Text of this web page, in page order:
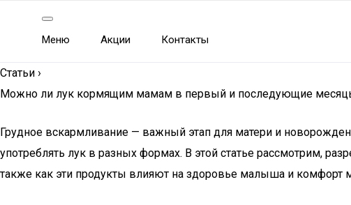
Меню Акции Контакты
Статьи ›
Можно ли лук кормящим мамам в первый и последующие
Грудное вскармливание — важный этап для матери и
употреблять лук в разных формах. В этой статье рассмотрим,
также как эти продукты влияют на здоровье малыша и комфорт